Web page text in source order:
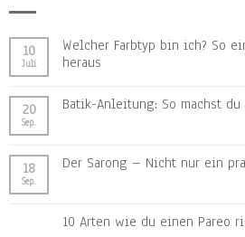
10
Juli
Welcher Farbtyp bin ich? So
heraus
20
Sep.
Batik-Anleitung: So machst
18
Sep.
Der Sarong – Nicht nur ein
10 Arten wie du einen Pareo